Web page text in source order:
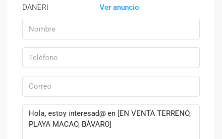
Ver anuncio